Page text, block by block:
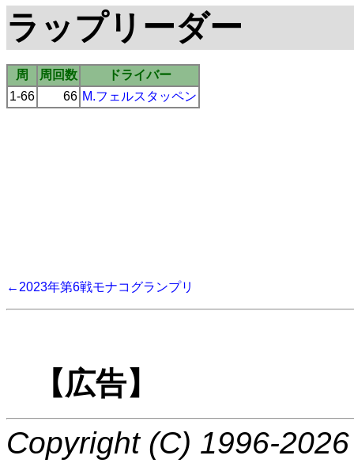
ラップリーダー
周 周回数
ドライバー
1-66
66 M.フェルスタッペン
←2023年第6戦モナコグランプリ
【広告】
Copyright (C) 1996-